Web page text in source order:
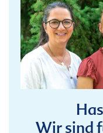
Wir sind